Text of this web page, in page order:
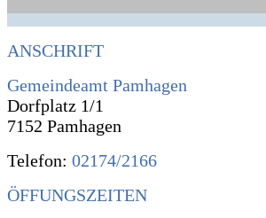
ANSCHRIFT
Gemeindeamt Pamhagen
Dorfplatz 1/1
7152 Pamhagen
Telefon: 02174/2166
ÖFFUNGSZEITEN